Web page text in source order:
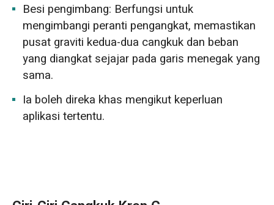
Besi pengimbang: Berfungsi untuk
mengimbangi peranti pengangkat, memastikan
pusat graviti kedua-dua cangkuk dan beban
yang diangkat sejajar pada garis menegak yang
sama.
Ia boleh direka khas mengikut keperluan
aplikasi tertentu.